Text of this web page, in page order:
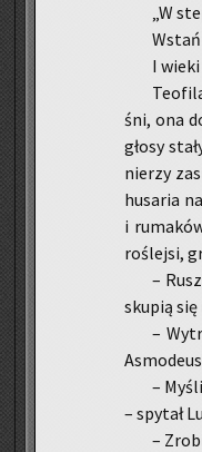
„W
I wieki
śni, ona
głosy
nie­rzy
hu­sa­ria
i
ro­ślej­si,
–
sku­pią się
–
–
– spy­tał
–